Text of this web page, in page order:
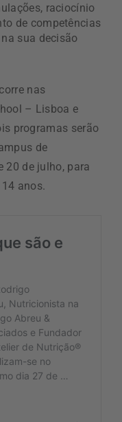
raciocínio
de competências
sua decisão
nas
– Lisboa e
programas serão
de
20 de julho, para
anos.